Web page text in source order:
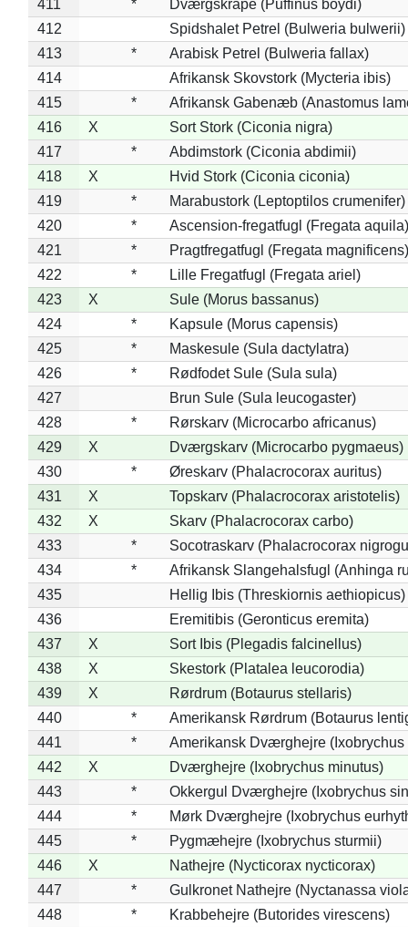
411
*
Dværgskråpe (Puffinus boydi)
412
Spidshalet Petrel (Bulweria bulwerii)
413
*
Arabisk Petrel (Bulweria fallax)
414
Afrikansk Skovstork (Mycteria ibis)
415
*
Afrikansk Gabenæb (Anastomus
416
X
Sort Stork (Ciconia nigra)
417
*
Abdimstork (Ciconia abdimii)
418
X
Hvid Stork (Ciconia ciconia)
419
*
Marabustork (Leptoptilos crumenifer)
420
*
Ascension-fregatfugl (Fregata aquila)
421
*
Pragtfregatfugl (Fregata magnificens)
422
*
Lille Fregatfugl (Fregata ariel)
423
X
Sule (Morus bassanus)
424
*
Kapsule (Morus capensis)
425
*
Maskesule (Sula dactylatra)
426
*
Rødfodet Sule (Sula sula)
427
Brun Sule (Sula leucogaster)
428
*
Rørskarv (Microcarbo africanus)
429
X
Dværgskarv (Microcarbo pygmaeus)
430
*
Øreskarv (Phalacrocorax auritus)
431
X
Topskarv (Phalacrocorax aristotelis)
432
X
Skarv (Phalacrocorax carbo)
433
*
Socotraskarv (Phalacrocorax
434
*
Afrikansk Slangehalsfugl (Anhinga
435
Hellig Ibis (Threskiornis aethiopicus)
436
Eremitibis (Geronticus eremita)
437
X
Sort Ibis (Plegadis falcinellus)
438
X
Skestork (Platalea leucorodia)
439
X
Rørdrum (Botaurus stellaris)
440
*
Amerikansk Rørdrum (Botaurus
441
*
Amerikansk Dværghejre (Ixobrychus
442
X
Dværghejre (Ixobrychus minutus)
443
*
Okkergul Dværghejre (Ixobrychus
444
*
Mørk Dværghejre (Ixobrychus
445
*
Pygmæhejre (Ixobrychus sturmii)
446
X
Nathejre (Nycticorax nycticorax)
447
*
Gulkronet Nathejre (Nyctanassa
448
*
Krabbehejre (Butorides virescens)